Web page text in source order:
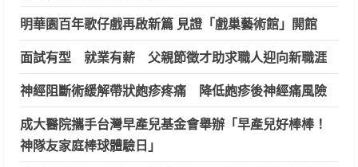
明華園百年歌仔戲再啟新篇 見證「戲巢藝術館」開館
面試有型 就業有薪 父親節徵才助求職人迎向新職涯
神經阻斷術緩解帶狀皰疹疼痛 降低皰疹後神經痛風險
成大醫院攜手台灣早產兒基金會舉辦「早產兒好棒棒！
神隊友家庭棒球體驗日」